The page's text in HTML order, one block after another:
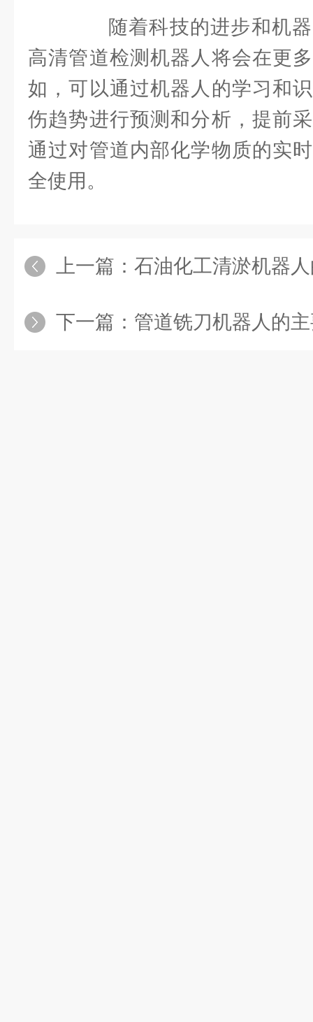
随着科技的进步和机器
高清管道检测机器人将会在更
如，可以通过机器人的学习和
伤趋势进行预测和分析，提前
通过对管道内部化学物质的实
全使用。
上一篇： 石油化工清淤机器
下一篇： 管道铣刀机器人的主要